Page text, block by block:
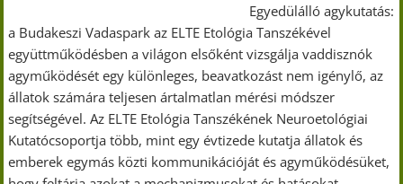
Egyedülálló agykutatás:
a Budakeszi Vadaspark az ELTE Etológia Tanszékével
együttműködésben a világon elsőként vizsgálja vaddisznók
agyműködését egy különleges, beavatkozást nem igénylő, az
állatok számára teljesen ártalmatlan mérési módszer
segítségével. Az ELTE Etológia Tanszékének Neuroetológiai
Kutatócsoportja több, mint egy évtizede kutatja állatok és
emberek egymás közti kommunikációját és agyműködésüket,